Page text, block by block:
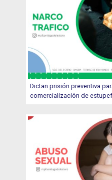
Dictan prisión preventiva
comercialización de